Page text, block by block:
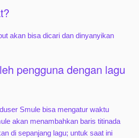
akan bisa dicari dan dinyanyikan
pengguna dengan lagu
Smule bisa mengatur waktu
akan menambahkan baris titinada
di sepanjang lagu; untuk saat ini